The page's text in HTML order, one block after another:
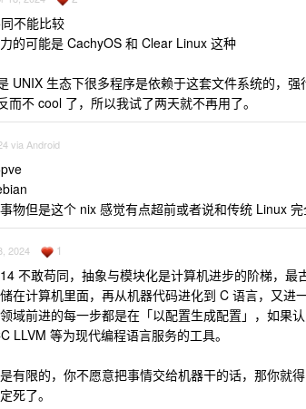
不能比较
的可能是 CachyOS 和 Clear Linux 这种
UNIX 生态下很多程序是依赖于这套文件系统的，
而不 cool 了，所以我试了两天就不再用了。
via Android
物但是这个 nix 感觉有点超前或者说和传统 Linux
2024 1
不敢苟同，抽象与模块化是计算机进步的阶梯，最
在计算机里面，再从机器代码进化到 C 语言，又进
域前进的每一步都是在「以配置生成配置」，如果
LLVM 等为现代编程语言服务的工具。
有限的，你不愿意把事情交给机器干的话，那你就
死了。